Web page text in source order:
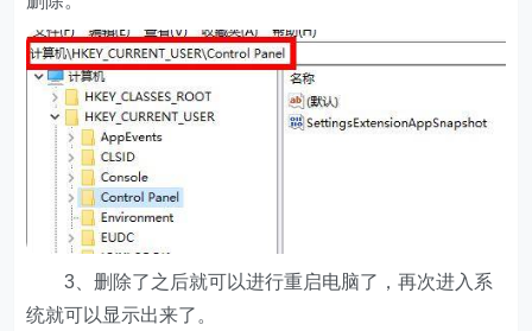
3、删除了之后就可以进行重启电脑了，再次进入系
统就可以显示出来了。